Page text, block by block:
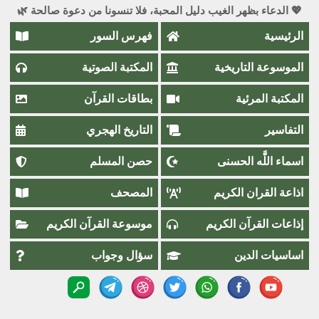
💖 الدعاء بظهر الغيب دليل المحبة، فلا تنسونا من دعوة صالحة 🌿
الرئيسية فهرس السور
الموسوعة التاريخية المكتبة الصوتية
المكتبة المرئية بطاقات القرآن
التفاسير التاريخ الهجري
اسماء اللَّٰه الحسنى حصن المسلم
اذاعة القران الكريم المصحف
إذاعات القرآن الكريم موسوعة القرآن الكريم
اساسيات الدين سؤال وجواب